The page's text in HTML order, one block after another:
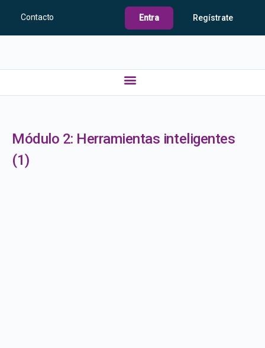
Contacto Entra Regístrate
Módulo 2: Herramientas inteligentes
(1)